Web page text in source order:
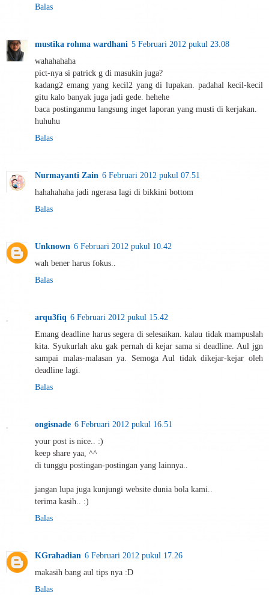
Balas
mustika rohma wardhani 5 Februari 2012 pukul 23.08
wahahahaha
pict-nya si patrick g di masukin juga?
kadang2 emang yang kecil2 yang di lupakan. padahal kecil-kecil
gitu kalo banyak juga jadi gede. hehehe
baca postinganmu langsung inget laporan yang musti di kerjakan.
huhuhu
Balas
Nurmayanti Zain 6 Februari 2012 pukul 07.51
hahahahaha jadi ngerasa lagi di bikkini bottom
Balas
Unknown 6 Februari 2012 pukul 10.42
wah bener harus fokus..
Balas
arqu3fiq 6 Februari 2012 pukul 15.42
Emang deadline harus segera di selesaikan. kalau tidak mampuslah
kita. Syukurlah aku gak pernah di kejar sama si deadline. Aul jgn
sampai malas-malasan ya. Semoga Aul tidak dikejar-kejar oleh
deadline lagi.
Balas
ongisnade 6 Februari 2012 pukul 16.51
your post is nice.. :)
keep share yaa, ^^
di tunggu postingan-postingan yang lainnya..
jangan lupa juga kunjungi website dunia bola kami..
terima kasih.. :)
Balas
KGrahadian 6 Februari 2012 pukul 17.26
makasih bang aul tips nya :D
Balas